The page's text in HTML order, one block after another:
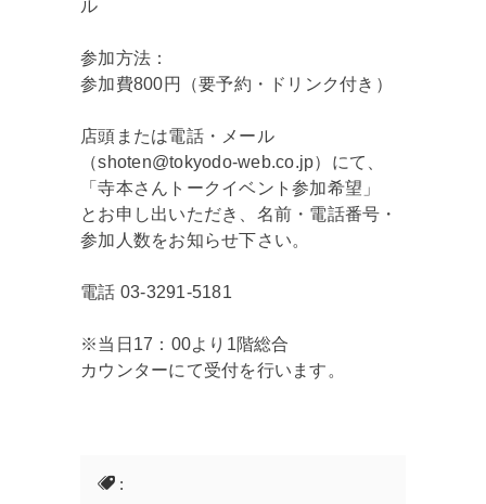
ル
参加方法：
参加費800円（要予約・ドリンク付き）
店頭または電話・メール
（shoten@tokyodo-web.co.jp）にて、
「寺本さんトークイベント参加希望」
とお申し出いただき、名前・電話番号・
参加人数をお知らせ下さい。
電話 03-3291-5181
※当日17：00より1階総合
カウンターにて受付を行います。
: